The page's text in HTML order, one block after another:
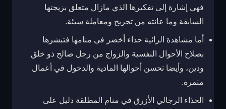
فهي إشارة إلى تفكيرها الذي مازال متعلق بزيجتها
السابقة وما عانته من تجريح ومعاملة سيئة.
أما مشاهدة الرائية حذاء أخضر في منامها فتبشرها
بصلاح الأحوال النفسية والزواج من رجل صالح ذو خلق
ودين، وأيضا تحسن أحوالها المادية والدخول في أعمال
مثمرة.
الحذاء الرجالي الأزرق في منام المطلقة دليل على